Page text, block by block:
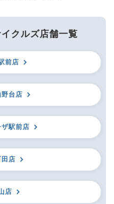
クルズ店舗一覧
前店
台店
駅前店
店
店